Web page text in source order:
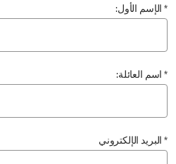
* الإسم الأول:
* اسم العائلة:
* البريد الإلكتروني